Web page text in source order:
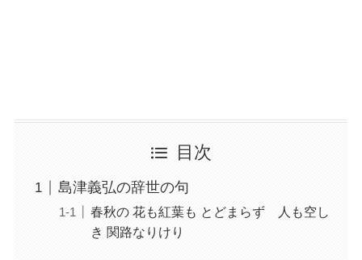
目次
島津義弘の辞世の句
春秋の 花も紅葉も とどまらず 人も空し
き 関路なりけり